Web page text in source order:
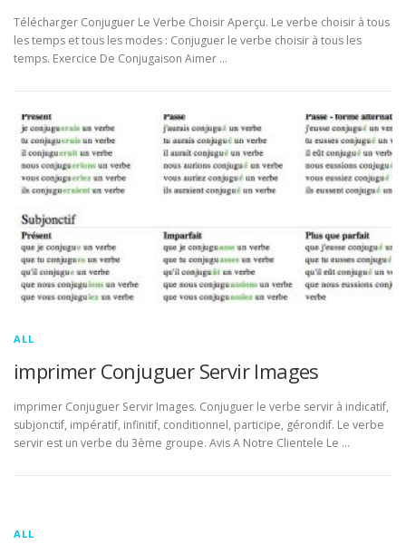
Télécharger Conjuguer Le Verbe Choisir Aperçu. Le verbe choisir à tous
les temps et tous les modes : Conjuguer le verbe choisir à tous les
temps. Exercice De Conjugaison Aimer …
ALL
imprimer Conjuguer Servir Images
imprimer Conjuguer Servir Images. Conjuguer le verbe servir à indicatif,
subjonctif, impératif, infinitif, conditionnel, participe, gérondif. Le verbe
servir est un verbe du 3ème groupe. Avis A Notre Clientele Le …
ALL